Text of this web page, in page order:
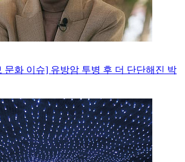
문화 이슈] 유방암 투병 후 더 단단해진 박